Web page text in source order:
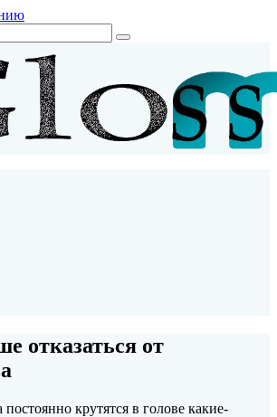
отказаться от
крутятся в голове какие-